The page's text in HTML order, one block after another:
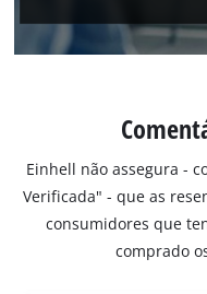
Einhell não assegura -
Verificada" - que as
consumidores que
comprado